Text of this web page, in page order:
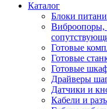
Каталог
Блоки
Виброопоры,
Готовые
Готовые
Готовые
Драйверы
Датчики и
Кабели и